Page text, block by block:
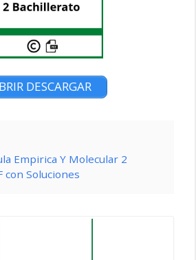
DESCARGAR
Empirica Y Molecular 2
con Soluciones